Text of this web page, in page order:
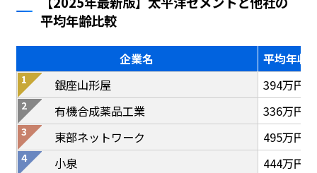
平均年齢比較
企業名
平均年収
銀座山形屋
394万円
有機合成薬品工業
336万円
東部ネットワーク
495万円
小泉
444万円